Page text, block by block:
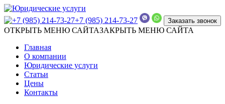
+7 (985) 214-73-27 Заказать звонок
ОТКРЫТЬ МЕНЮ САЙТАЗАКРЫТЬ МЕНЮ САЙТА
Главная
О компании
Юридические услуги
Статьи
Цены
Контакты